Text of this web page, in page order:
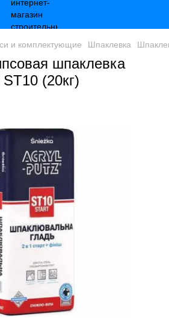
и комплектующие Шпаклевка
шпаклевка
(20кг)